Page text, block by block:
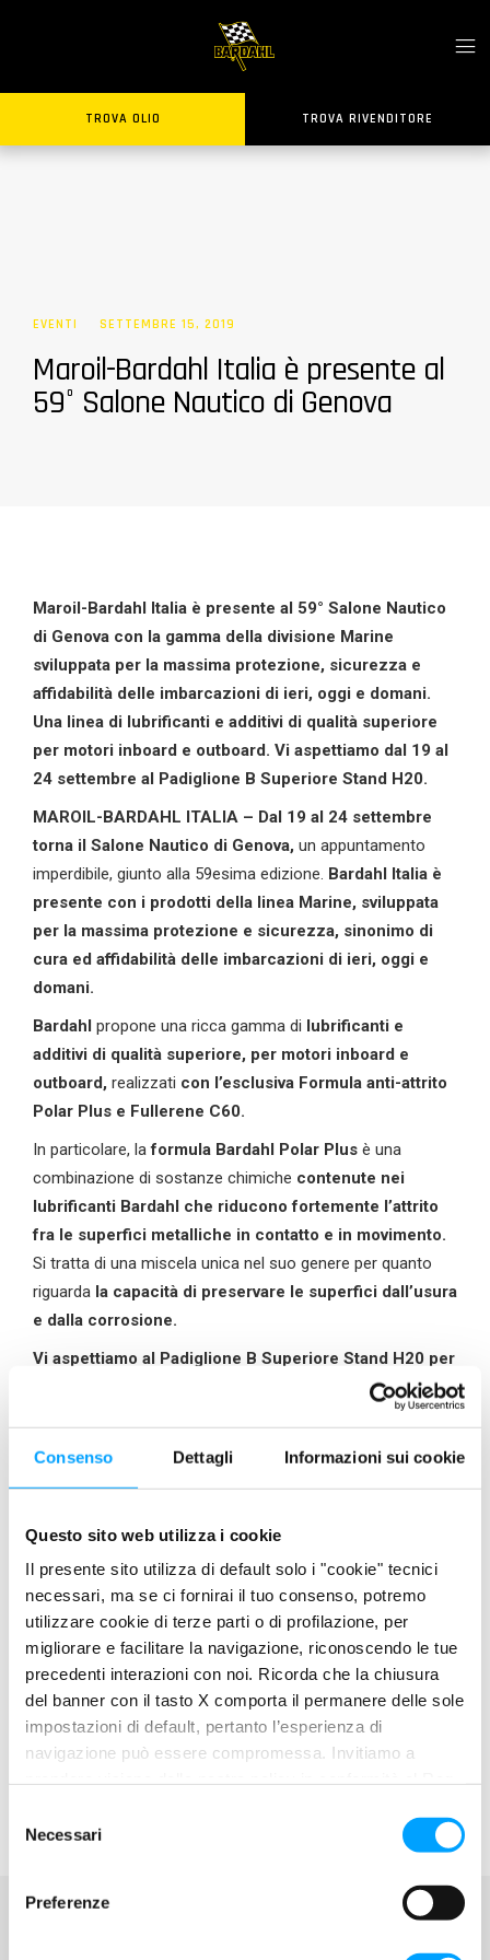
Consenso Dettagli Informazioni sui cookie
Questo sito web utilizza i cookie
Il presente sito utilizza di default solo i "cookie" tecnici
necessari, ma se ci fornirai il tuo consenso, potremo
utilizzare cookie di terze parti o di profilazione, per
migliorare e facilitare la navigazione, riconoscendo le tue
precedenti interazioni con noi. Ricorda che la chiusura
del banner con il tasto X comporta il permanere delle sole
impostazioni di default, pertanto l’esperienza di
navigazione può essere compromessa. Invitiamo a
Privacy Policy.
Necessari
Preferenze
TROVA OLIO TROVA RIVENDITORE
EVENTI SETTEMBRE 15, 2019
Maroil-Bardahl Italia è presente al
59° Salone Nautico di Genova
Maroil-Bardahl Italia è presente al 59° Salone Nautico
di Genova con la gamma della divisione Marine
sviluppata per la massima protezione, sicurezza e
affidabilità delle imbarcazioni di ieri, oggi e domani.
Una linea di lubrificanti e additivi di qualità superiore
per motori inboard e outboard. Vi aspettiamo dal 19 al
24 settembre al Padiglione B Superiore Stand H20.
MAROIL-BARDAHL ITALIA – Dal 19 al 24 settembre
torna il Salone Nautico di Genova, un appuntamento
imperdibile, giunto alla 59esima edizione. Bardahl Italia è
presente con i prodotti della linea Marine, sviluppata
per la massima protezione e sicurezza, sinonimo di
cura ed affidabilità delle imbarcazioni di ieri, oggi e
domani.
Bardahl propone una ricca gamma di lubrificanti e
additivi di qualità superiore, per motori inboard e
outboard, realizzati con l’esclusiva Formula anti-attrito
Polar Plus e Fullerene C60.
In particolare, laformula Bardahl Polar Plus è una
combinazione di sostanze chimiche contenute nei
lubrificanti Bardahl che riducono fortemente l’attrito
fra le superfici metalliche in contatto e in movimento.
Si tratta di una miscela unica nel suo genere per quanto
riguarda la capacità di preservare le superfici dall’usura
e dalla corrosione.
Vi aspettiamo al Padiglione B Superiore Stand H20 per
Bardahl sarà presente inoltre sulla banchina ad
ingresso fiera
pressol’hospitailty allestita dalla rivista
specializzata Vela e Motore
Il Salone Nautico di Genova è
giovedì 19 a martedì 24 settembre dalle ore 10.00 alle
18.30.